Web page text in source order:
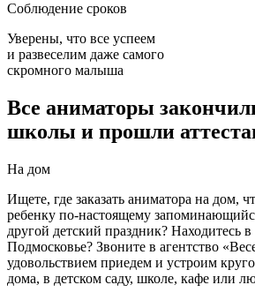
Соблюдение сроков
Уверены, что все успеем
и развеселим даже самого
скромного малыша
Все аниматоры
школы и прошли
На дом
Ищете, где заказать аниматора на дом,
ребенку по-настоящему
другой детский праздник? Находитесь
Подмосковье? Звоните в агентство
удовольствием приедем и устроим
дома, в детском саду, школе, кафе или